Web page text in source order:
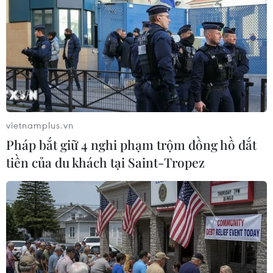
Toàn cảnh buổi làm việc. (Ảnh: Thanh Tân/TTXVN)
Phó Thủ tướng cho ý kiến về việc thực hiện một
số dự án trọng điểm như đường cao tốc Thành
phố Hồ Chí Minh-Mộc Bài, đường cao tốc Gò
Dầu-Xa Mát và các dự án hạ tầng khác phục vụ
du lịch núi Bà Đen…
vietnamplus.vn
Pháp bắt giữ 4 nghi phạm trộm đồng hồ đắt
tiền của du khách tại Saint-Tropez